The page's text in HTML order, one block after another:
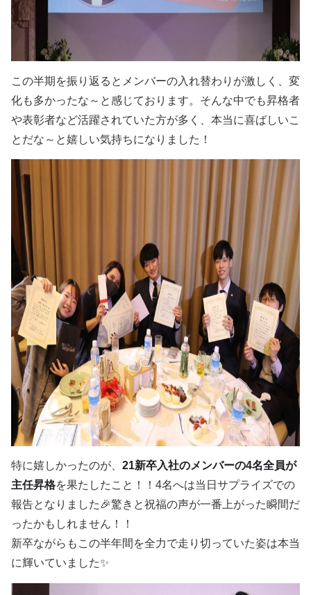
この半期を振り返るとメンバーの入れ替わりが激しく、変
化も多かったな～と感じております。そんな中でも昇格者
や表彰者など活躍されていた方が多く、本当に喜ばしいこ
とだな～と嬉しい気持ちになりました！
特に嬉しかったのが、 21新卒入社のメンバーの4名全員が
主任昇格を果たしたこと！！4名へは当日サプライズでの
報告となりました🎉驚きと祝福の声が一番上がった瞬間だ
ったかもしれません！！
新卒ながらもこの半年間を全力で走り切っていた姿は本当
に輝いていました✨